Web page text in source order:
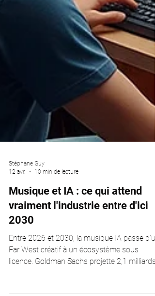
Stéphane Guy
10 min de lecture
Musique et IA : ce qui attend
vraiment l'industrie entre d'ici
2030
Entre 2026 et 2030, la musique IA passe d'un